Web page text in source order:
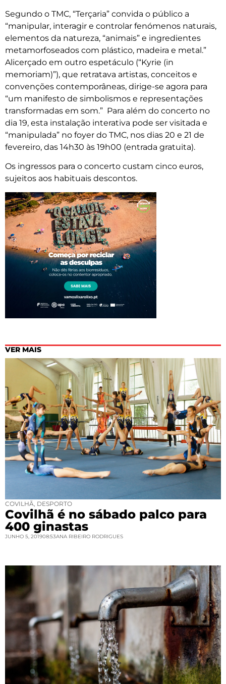
Segundo o TMC, “Terçaria” convida o público a
“manipular, interagir e controlar fenómenos naturais,
elementos da natureza, “animais” e ingredientes
metamorfoseados com plástico, madeira e metal.”
Alicerçado em outro espetáculo (“Kyrie (in
memoriam)”), que retratava artistas, conceitos e
convenções contemporâneas, dirige-se agora para
“um manifesto de simbolismos e representações
transformadas em som.” Para além do concerto no
dia 19, esta instalação interativa pode ser visitada e
“manipulada” no foyer do TMC, nos dias 20 e 21 de
fevereiro, das 14h30 às 19h00 (entrada gratuita).
Os ingressos para o concerto custam cinco euros,
sujeitos aos habituais descontos.
VER MAIS
COVILHÃ DESPORTO
Covilhã é no sábado palco para
400 ginastas
JUNHO 5, 201908:53ANA RIBEIRO RODRIGUES